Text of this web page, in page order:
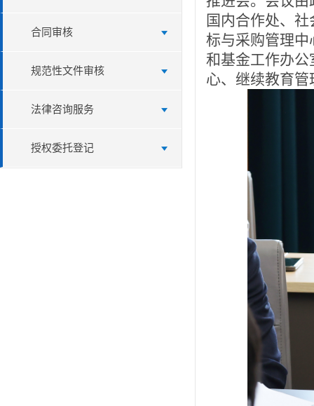
合同审核
规范性文件审核
法律咨询服务
授权委托登记
国内合作处、
标与采购管理
和基金工作办
心、继续教育